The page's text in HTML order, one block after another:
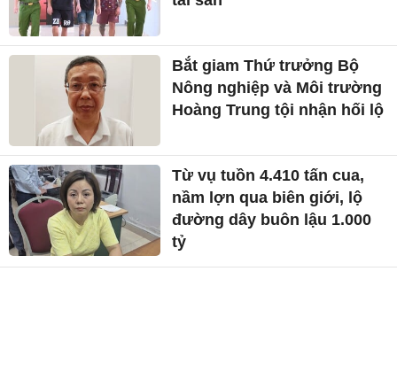
Bắt giam Thứ trưởng Bộ
Nông nghiệp và Môi trường
Hoàng Trung tội nhận hối lộ
Từ vụ tuồn 4.410 tấn cua,
nầm lợn qua biên giới, lộ
đường dây buôn lậu 1.000
tỷ